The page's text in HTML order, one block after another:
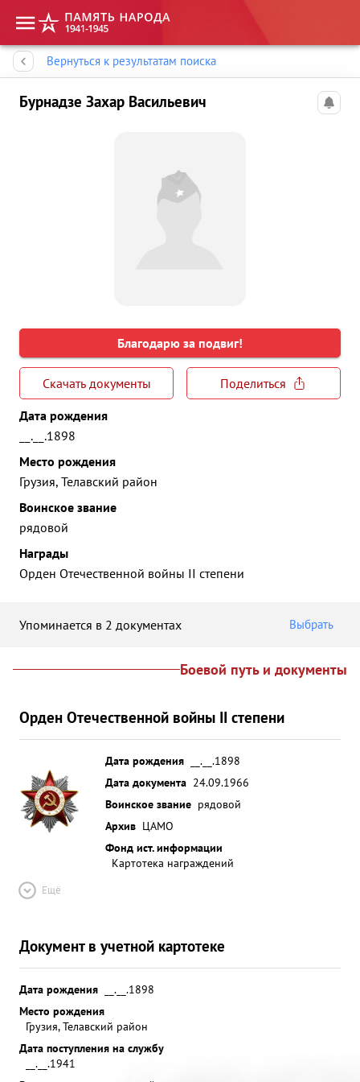
Вернуться к результатам поиска
Бурнадзе Захар Васильевич
Благодарю за подвиг!
Скачать документы
Поделиться
Дата рождения
__.__.1898
Место рождения
Грузия, Телавский район
Воинское звание
рядовой
Награды
Орден Отечественной войны II степени
Упоминается в 2 документах Выбрать
Боевой путь и документы
Орден Отечественной войны II степени
Дата рождения
__.__.1898
Дата документа 24.09.1966
Воинское звание рядовой
Архив ЦАМО
Фонд ист. информации
Картотека награждений
Ещё
Документ в учетной картотеке
Дата рождения
__.__.1898
Место рождения
Грузия, Телавский район
Дата поступления на службу
__.__.1941
Память народа